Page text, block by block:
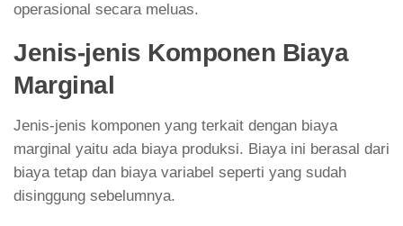
operasional secara meluas.
Jenis-jenis Komponen Biaya
Marginal
Jenis-jenis komponen yang terkait dengan biaya
marginal yaitu ada biaya produksi. Biaya ini berasal dari
biaya tetap dan biaya variabel seperti yang sudah
disinggung sebelumnya.